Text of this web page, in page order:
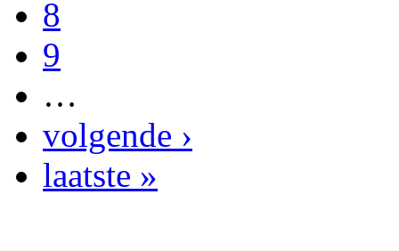
8
9
…
volgende ›
laatste »